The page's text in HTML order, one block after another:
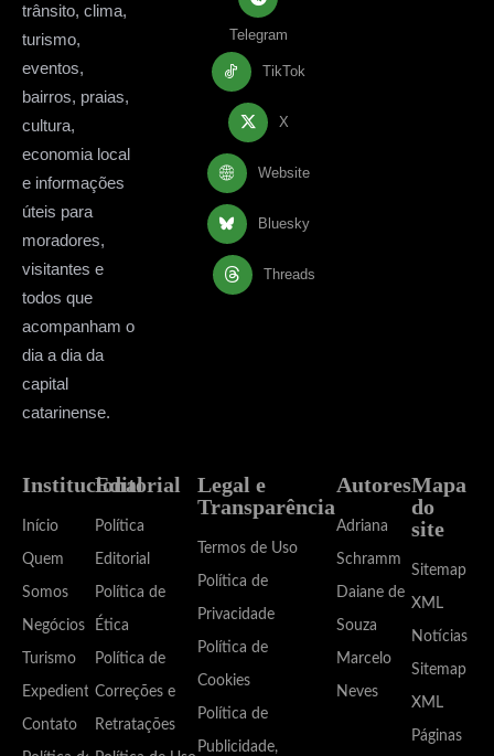
trânsito, clima,
turismo,
eventos,
bairros, praias,
cultura,
economia local
e informações
úteis para
moradores,
visitantes e
todos que
acompanham o
dia a dia da
capital
catarinense.
Telegram
TikTok
X
Website
Bluesky
Threads
Institucional
Início
Quem
Somos
Negócios
Turismo
Expediente
Contato
Editorial
Política
Editorial
Política de
Ética
Política de
Correções e
Retratações
Legal e
Transparência
Termos de Uso
Política de
Privacidade
Política de
Cookies
Política de
Publicidade,
Autores
Adriana
Schramm
Daiane de
Souza
Marcelo
Neves
Mapa
do
site
Sitemap
XML
Notícias
Sitemap
XML
Páginas